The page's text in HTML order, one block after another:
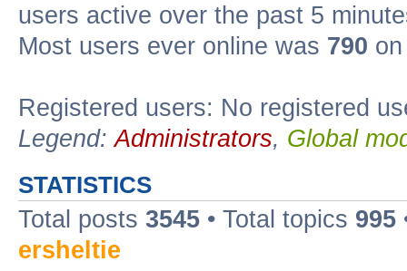
users active over the past 5
Most users ever online was 790
Registered users: No registered
Legend:Administrators, Global
STATISTICS
Total posts 3545 • Total topics 995
ersheltie